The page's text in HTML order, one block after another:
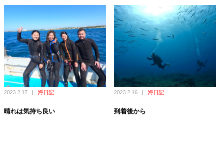
2023.2.17 | 海日記
晴れは気持ち良い
2023.2.16 | 海日記
到着後から